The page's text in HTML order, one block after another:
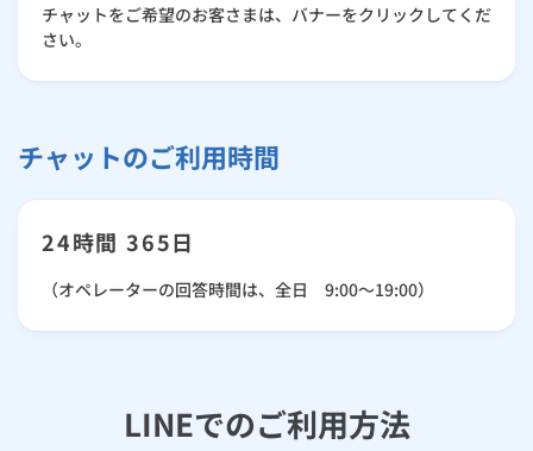
チャットをご希望のお客さまは、バナーをクリックしてくだ
さい。
チャットのご利用時間
24時間 365日
（オペレーターの回答時間は、全日 9:00～19:00）
LINEでのご利用方法